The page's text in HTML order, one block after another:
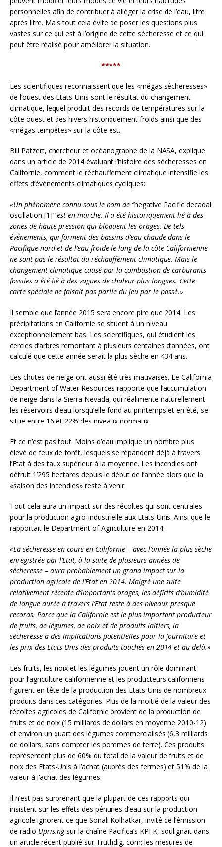
personnelles afin de contribuer à alléger la crise de l’eau, litre
après litre. Mais tout cela évite de poser les questions plus
vastes sur ce qui est à l’origine de cette sécheresse et ce qui
peut être réalisé pour améliorer la situation.
*****
Les scientifiques reconnaissent que les «mégas sécheresses»
de l’ouest des Etats-Unis sont le résultat du changement
climatique, lequel produit des records de températures sur la
côte ouest et des hivers historiquement froids ainsi que des
«mégas tempêtes» sur la côte est.
Bill Patzert, chercheur et océanographe de la NASA, explique
dans un article de 2014 évaluant l’histoire des sécheresses en
Californie, comment le réchauffement climatique intensifie les
effets d’événements climatiques cycliques:
«Un phénomène connu sous le nom de “negative Pacific decadal
oscillation [1]” est en marche. Il a été historiquement lié à des
zones de haute pression qui bloquent les orages. De tels
événements, qui forment des bassins d’eau chaude dans le
Pacifique nord et de l’eau froide le long de la côte Californienne
ne sont pas le résultat du réchauffement climatique. Mais le
changement climatique causé par la combustion de carburants
fossiles a été lié à des vagues de chaleur plus longues. Cette
carte spéciale ne faisait pas partie du jeu par le passé.»
Il semble que l’année 2015 sera encore pire que 2014. Les
précipitations en Californie se situent à un niveau
exceptionnellement bas. Les scientifiques, qui étudient les
cercles d’arbres remontant à plusieurs centaines d’années, ont
calculé que cette année serait la plus sèche en 434 ans.
Les chutes de neige ont aussi été très mauvaises. Le California
Department of Water Resources rapporte que l’accumulation
de neige dans la Sierra Nevada, qui réalimente naturellement
les réservoirs d’eau lorsqu’elle fond au printemps et en été, se
situe entre 16 et 22% des niveaux normaux.
Et ce n’est pas tout. Moins d’eau implique un nombre plus
élevé de feux de forêt, lesquels se répandent déjà à travers
l’Etat à des taux supérieur à la moyenne. Les incendies ont
détruit 1’295 hectares depuis le début de l’année alors que la
«saison des incendies» reste à venir.
Tout cela aura un impact sur des récoltes qui sont centrales
pour la production agro-industrielle aux Etats-Unis. Ainsi que le
rapportait le Department of Agriculture en 2014:
«La sécheresse en cours en Californie – avec l’année la plus sèche
enregistrée par l’Etat, à la suite de plusieurs années de
sécheresse – aura probablement un grand impact sur la
production agricole de l’Etat en 2014. Malgré une suite
relativement récente d’importants orages, les déficits d’humidité
de longue durée à travers l’Etat reste à des niveaux presque
records. Parce que la Californie est le plus important producteur
de fruits, de légumes, de noix et de produits laitiers, la
sécheresse a des implications potentielles pour la fourniture et
les prix des Etats-Unis des produits touchés en 2014 et au-delà.»
Les fruits, les noix et les légumes jouent un rôle dominant
pour l’agriculture californienne et les producteurs californiens
figurent en tête de la production des Etats-Unis de nombreux
produits dans ces catégories. Plus de la moitié de la valeur des
récoltes agricoles de Californie provient de la production de
fruits et de noix (15 milliards de dollars en moyenne 2010-12)
et environ un quart des légumes commercialisés (6,3 milliards
de dollars, sans compter les pommes de terre). Ces produits
représentent plus de 60% du total de la valeur de fruits et de
noix des Etats-Unis à l’achat (auprès des fermes) et 51% de la
valeur à l’achat des légumes.
Il n’est pas surprenant que la plupart de ces rapports qui
insistent sur les effets des pénuries d’eau sur la production
agricole ignorent ce que Sonali Kolhatkar, invité de l’émission
de radio Uprisingsur la chaîne Pacifica’s KPFK, soulignait dans
un article récent publié sur Truthdig. com: les mesures de